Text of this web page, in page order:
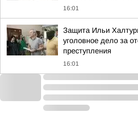
16:01
Защита Ильи
уголовное дело за
преступления
16:01